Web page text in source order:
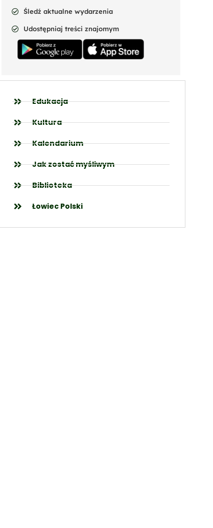
Śledź aktualne wydarzenia
Udostępniaj treści znajomym
Edukacja
Kultura
Kalendarium
Jak zostać myśliwym
Biblioteka
Łowiec Polski